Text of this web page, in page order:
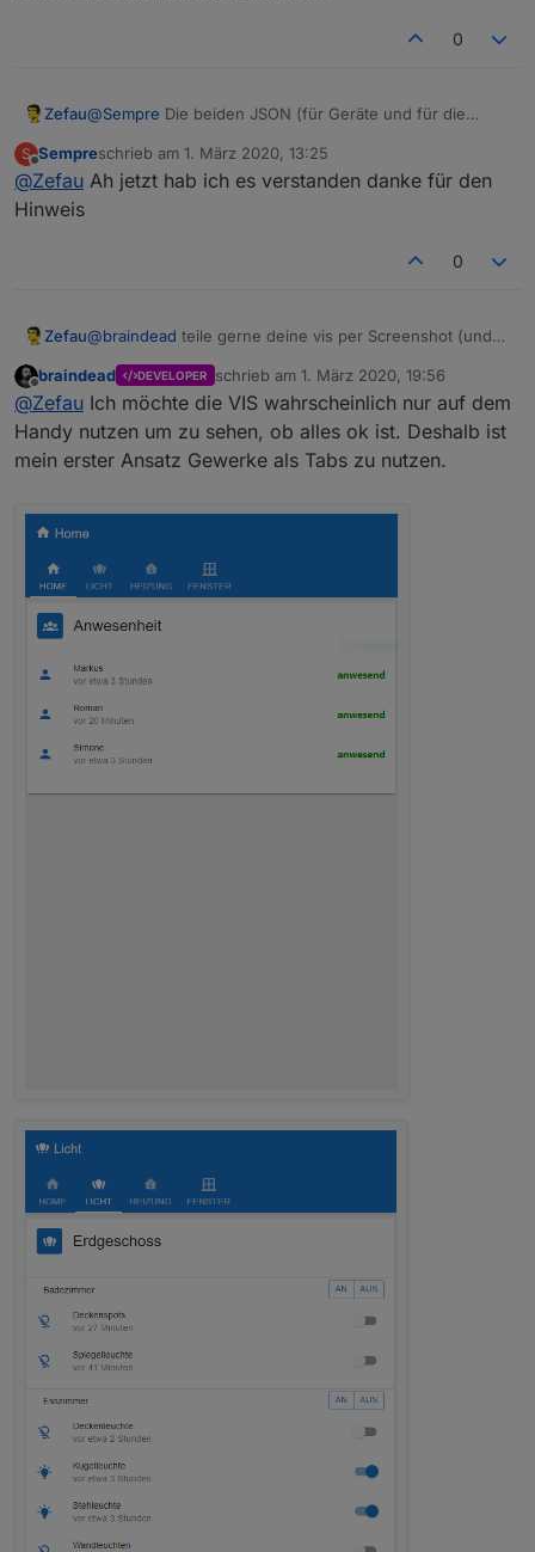
0
Zefau@Sempre Die beiden JSON (für Geräte und für die
schreiben (alsojarvis.0.devices
jarvis.0.settings).
S
Offline
Sempreschrieb am 1. März 2020, 13:25
zuletzt editiert von
@Zefau Ah jetzt hab ich es verstanden danke für den
Hinweis
0
Zefau@braindead teile gerne deine vis per Screenshot (und
gemacht hast :-)
Offline
braindead DEVELOPER schrieb am 1. März 2020, 19:56
zuletzt editiert von
@Zefau Ich möchte die VIS wahrscheinlich nur auf dem
Handy nutzen um zu sehen, ob alles ok ist. Deshalb ist
mein erster Ansatz Gewerke als Tabs zu nutzen.